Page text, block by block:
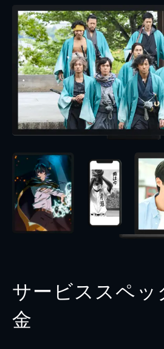
サービススペッ
金